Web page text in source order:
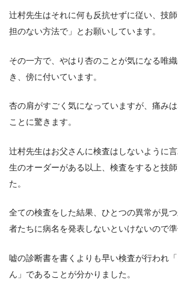
辻村先生はそれに何も反抗せずに従い、技
担のない方法で」とお願いしています。
その一方で、やはり杏のことが気になる唯
き、傍に付いています。
杏の肩がすごく気になっていますが、痛み
ことに驚きます。
辻村先生はお父さんに検査はしないように
生のオーダーがある以上、検査をすると技
た。
全ての検査をした結果、ひとつの異常が見
者たちに病名を発表しないといけないので準
嘘の診断書を書くよりも早い検査が行われ
ん」であることが分かりました。